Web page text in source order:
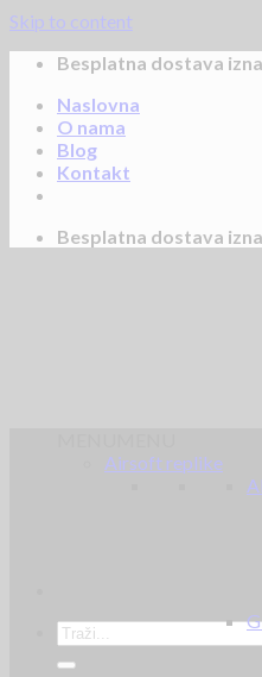
Skip to content
Besplatna dostava
Naslovna
O nama
Blog
Kontakt
Besplatna dostava
Airsoft replike